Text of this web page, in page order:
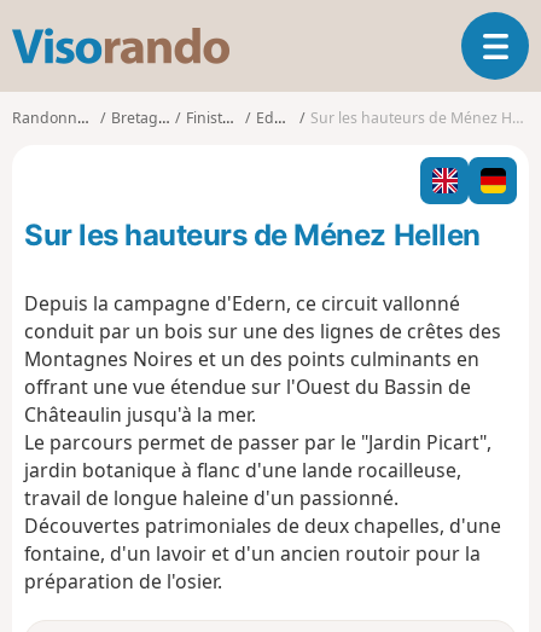
s
o
O
u
i
r
l
i
Randonnées Bretagne Finistère Edern Sur les hauteurs de Ménez Hellen
Sur les hauteurs de Ménez Hellen
Depuis la campagne d'Edern, ce circuit vallonné
conduit par un bois sur une des lignes de crêtes des
Montagnes Noires et un des points culminants en
offrant une vue étendue sur l'Ouest du Bassin de
Châteaulin jusqu'à la mer.
Le parcours permet de passer par le "Jardin Picart",
jardin botanique à flanc d'une lande rocailleuse,
travail de longue haleine d'un passionné.
Découvertes patrimoniales de deux chapelles, d'une
fontaine, d'un lavoir et d'un ancien routoir pour la
préparation de l'osier.